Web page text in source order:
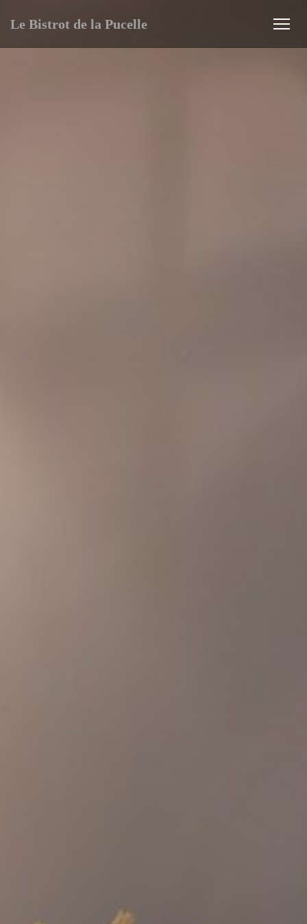
Le Bistrot de la Pucelle